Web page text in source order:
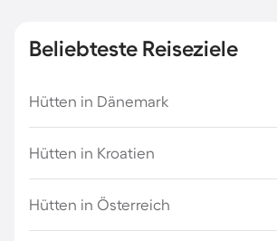
Beliebteste Reiseziele
Hütten in Dänemark
Hütten in Kroatien
Hütten in Österreich